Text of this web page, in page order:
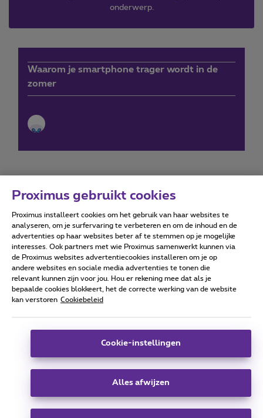
onderwerp.
Waarom je smartphone trager wordt in de
zomer
Forumvoorwaarden Accessibility statement
Alle rechten voorbehouden. © Proximus
Algemene voorwaarden, consumenteninfo
Deze website is gecreëerd en wordt beheerd conform het
Koning Albert II-laan 27 - B-1030 Brussel.
Carrier & Wholesale Solutions
Proximus gebruikt cookies
Proximus installeert cookies om het gebruik van haar websites te
analyseren, om je surfervaring te verbeteren en om de inhoud en de
advertenties op haar websites beter af te stemmen op je mogelijke
interesses. Ook partners met wie Proximus samenwerkt kunnen via
de Proximus websites advertentiecookies installeren om je op
andere websites en sociale media advertenties te tonen die
relevant kunnen zijn voor jou. Hou er rekening mee dat als je
bepaalde cookies blokkeert, het de correcte werking van de website
kan verstoren Cookiebeleid
Cookie-instellingen
Alles afwijzen